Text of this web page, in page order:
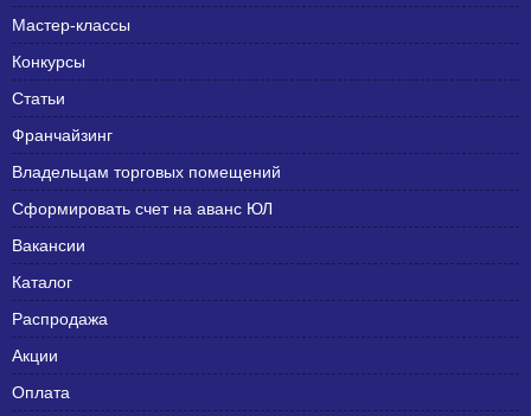
Мастер-классы
Конкурсы
Статьи
Франчайзинг
Владельцам торговых помещений
Сформировать счет на аванс ЮЛ
Вакансии
Каталог
Распродажа
Акции
Оплата